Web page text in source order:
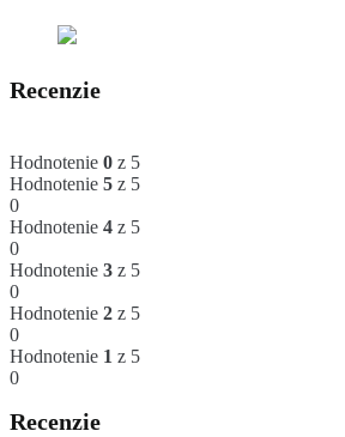
Recenzie
Hodnotenie 0 z 5
Hodnotenie 5 z 5
0
Hodnotenie 4 z 5
0
Hodnotenie 3 z 5
0
Hodnotenie 2 z 5
0
Hodnotenie 1 z 5
0
Recenzie